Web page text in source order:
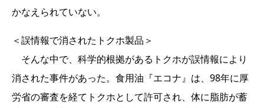
かなえられていない。
＜誤情報で消されたトクホ製品＞
そんな中で、科学的根拠があるトクホが誤情報により
消された事件があった。食用油『エコナ』は、98年に厚
労省の審査を経てトクホとして許可され、体に脂肪が蓄